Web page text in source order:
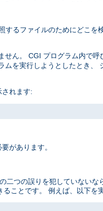
するファイルのためにどこを
せん。 CGI プログラム内で呼
を実行しようとしたとき、
れます:
があります。
つの誤りを犯していないな
ことです。 例えば、以下を